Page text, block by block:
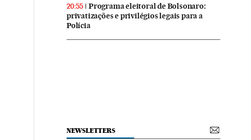
20:55
Programa eleitoral de Bolsonaro:
privatizações e privilégios legais para a
Polícia
NEWSLETTERS